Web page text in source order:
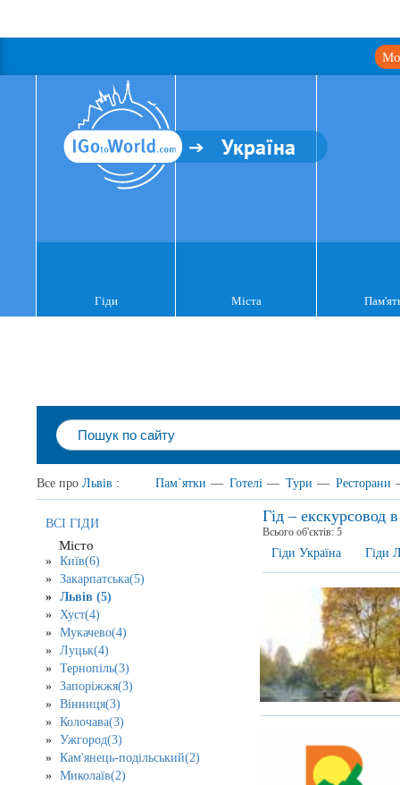
Україна
Гіди Міста
Все про Львів : Пам`ятки — Готелі — Тури — Ресторани
ВСІ ГІДИ
Місто
Київ(6)
Закарпатська(5)
Львів (5)
Хуст(4)
Мукачево(4)
Луцьк(4)
Тернопіль(3)
Запоріжжя(3)
Вінниця(3)
Колочава(3)
Ужгород(3)
Кам'янець-подільський(2)
Миколаїв(2)
Гід – екскурсовод
Всього об'єктів: 5
Гіди Україна Гіди